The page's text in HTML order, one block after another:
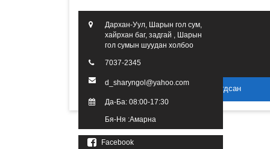
Дархан-Уул, Шарын гол сум,
хайрхан баг, задгай , Шарын
гол сумын шуудан холбоо
7037-2345
d_sharyngol@yahoo.com
Да-Ба: 08:00-17:30
Бя-Ня :Амарна
Facebook
2016 он. Бүх эрх хуулиар хамгаалагдсан